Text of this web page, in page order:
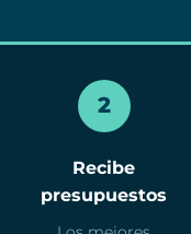
2
Recibe
presupuestos